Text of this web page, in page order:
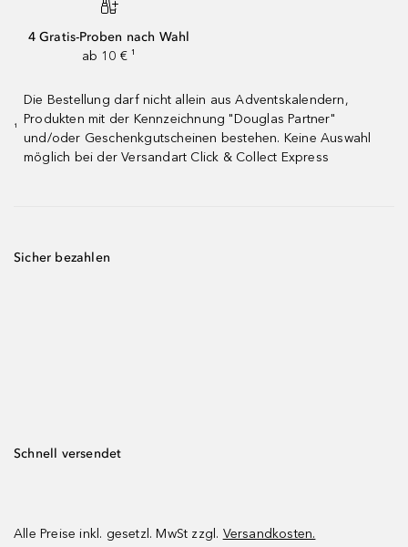
4 Gratis-Proben nach Wahl
ab 10 € ¹
¹
Die Bestellung darf nicht allein aus Adventskalendern,
Produkten mit der Kennzeichnung "Douglas Partner"
und/oder Geschenkgutscheinen bestehen. Keine Auswahl
möglich bei der Versandart Click & Collect Express
Sicher bezahlen
Schnell versendet
Alle Preise inkl. gesetzl. MwSt zzgl. Versandkosten.